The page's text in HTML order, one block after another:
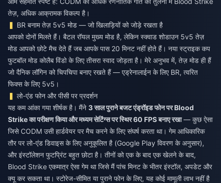
तेज़, अधिक आक्रामक विकल्प है।
BR बनाम तेज़ 5v5 मोड — जो खिलाड़ियों को जोड़े रखता है
आपको दोनों मिलते हैं। बैटल रॉयल मुख्य मोड है, लेकिन स्क्वाड शोडाउन 5v5 तेज़
मोड आपको छोटे मैच देते हैं जब आपके पास 20 मिनट नहीं होते हैं। नया स्ट्राइक कप
फुटबॉल मोड कोलैब विंडो के लिए तीसरा स्वाद जोड़ता है। मेरे अनुभव में, तेज़ मोड ही हैं
जो दैनिक लॉगिन को चिपचिपा बनाए रखते हैं — एड्रेनालाईन के लिए BR, त्वरित
फिक्स के लिए 5v5।
लो-एंड फोन और पीसी पर प्रदर्शन
यह कम आंका गया शीर्षक है। मैंने 3 साल पुराने बजट एंड्रॉइड फोन पर Blood
Strike का परीक्षण किया और मध्यम सेटिंग्स पर स्थिर 60 FPS बनाए रखा— कुछ ऐसा
जिसे CODM उसी हार्डवेयर पर मैच करने के लिए संघर्ष करता था। गेम आधिकारिक
तौर पर लो-एंड डिवाइस के लिए अनुकूलित है (Google Play विवरण के अनुसार),
और इंस्टॉलेशन फुटप्रिंट बहुत छोटा है। तीनों को एक के बाद एक खेलने के बाद,
Blood Strike एकमात्र ऐसा गेम था जिसे मैं पांच मिनट के भीतर इंस्टॉल, अपडेट और
क्यू कर सकता था। स्टोरेज-सीमित या पुराने फोन के लिए, यह कोई मामूली लाभ नहीं है